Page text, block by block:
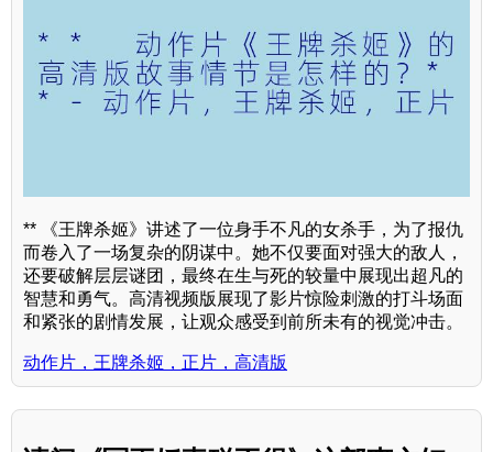
** 《王牌杀姬》讲述了一位身手不凡的女杀手，为了报仇
而卷入了一场复杂的阴谋中。她不仅要面对强大的敌人，
还要破解层层谜团，最终在生与死的较量中展现出超凡的
智慧和勇气。高清视频版展现了影片惊险刺激的打斗场面
和紧张的剧情发展，让观众感受到前所未有的视觉冲击。
动作片，王牌杀姬，正片，高清版